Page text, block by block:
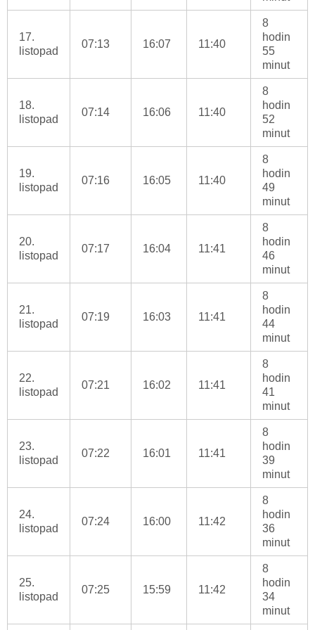
17.
listopad
07:13 16:07 11:40
8
hodin
55
minut
18.
listopad
07:14 16:06 11:40
8
hodin
52
minut
19.
listopad
07:16 16:05 11:40
8
hodin
49
minut
20.
listopad
07:17 16:04 11:41
8
hodin
46
minut
21.
listopad
07:19 16:03 11:41
8
hodin
44
minut
22.
listopad
07:21 16:02 11:41
8
hodin
41
minut
23.
listopad
07:22 16:01 11:41
8
hodin
39
minut
24.
listopad
07:24 16:00 11:42
8
hodin
36
minut
25.
listopad
07:25 15:59 11:42
8
hodin
34
minut